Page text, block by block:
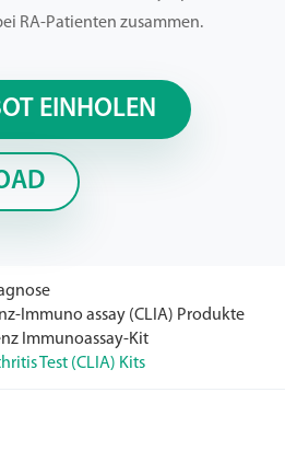
RA-Patienten zusammen.
EINHOLEN
Immuno assay (CLIA) Produkte
Immunoassay-Kit
Test (CLIA) Kits